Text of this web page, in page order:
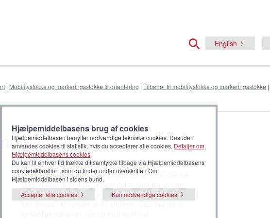
English
| Mobilitystokke og markeringsstokke til orientering | Tilbehør til mobilitystokke og markeringsstokke |
GEO er en rullespids til IO mobilitystokke. Den rullende
spids består af to dele: Gevind delen med lås og den
rullende del. Rullespidsen har et M8-gevind, der nemt
kan skrues ind i enden af IO-stokken. GEO høj fås to
Hjælpemiddelbasens brug af cookies
Hjælpemiddelbasen benytter nødvendige tekniske cookies. Desuden
anvendes cookies til statistik, hvis du accepterer alle cookies. Detaljer om
Hjælpemiddelbasens cookies.
Du kan til enhver tid trække dit samtykke tilbage via Hjælpemiddelbasens
cookiedeklaration, som du finder under overskriften Om
Hjælpemiddelbasen i sidens bund.
Accepter alle cookies
Kun nødvendige cookies